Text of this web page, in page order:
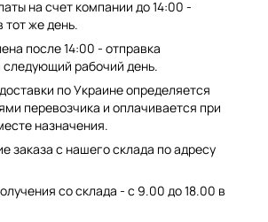
на счет компании до 14:00 -
тот же день.
после 14:00 - отправка
рабочий день.
по Украине определяется
перевозчика и оплачивается при
назначения.
заказа с нашего склада по адресу
со склада - с 9.00 до 18.00 в